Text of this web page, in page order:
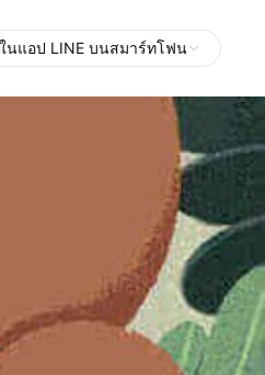
นแอป LINE บนสมาร์ทโฟน